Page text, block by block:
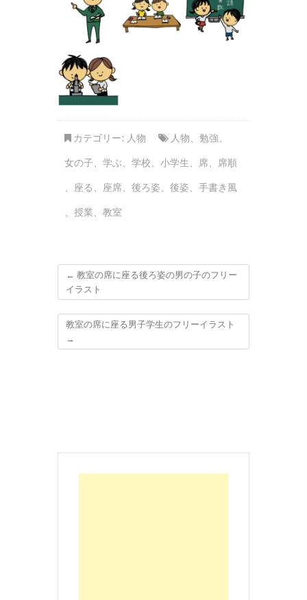
カテゴリー: 人物 人物、 勉強、
女の子、 学ぶ、 学校、 小学生、 席、 席順
、 座る 、 座席、 後ろ姿、 後姿、 手書き風
、 授業、 教室
← 教室の席に座る後ろ姿の男の子のフリー
イラスト
教室の席に座る男子学生のフリーイラスト
→